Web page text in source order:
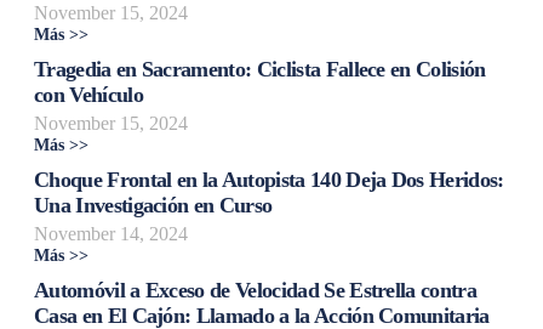
November 15, 2024
Más >>
Tragedia en Sacramento: Ciclista Fallece en Colisión
con Vehículo
November 15, 2024
Más >>
Choque Frontal en la Autopista 140 Deja Dos Heridos:
Una Investigación en Curso
November 14, 2024
Más >>
Automóvil a Exceso de Velocidad Se Estrella contra
Casa en El Cajón: Llamado a la Acción Comunitaria